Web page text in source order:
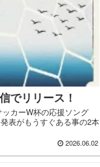
でリリース！
カーW杯の応援ソング
表がもうすぐある事の2本
2026.06.02